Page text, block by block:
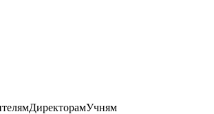
ДиректорамУчням